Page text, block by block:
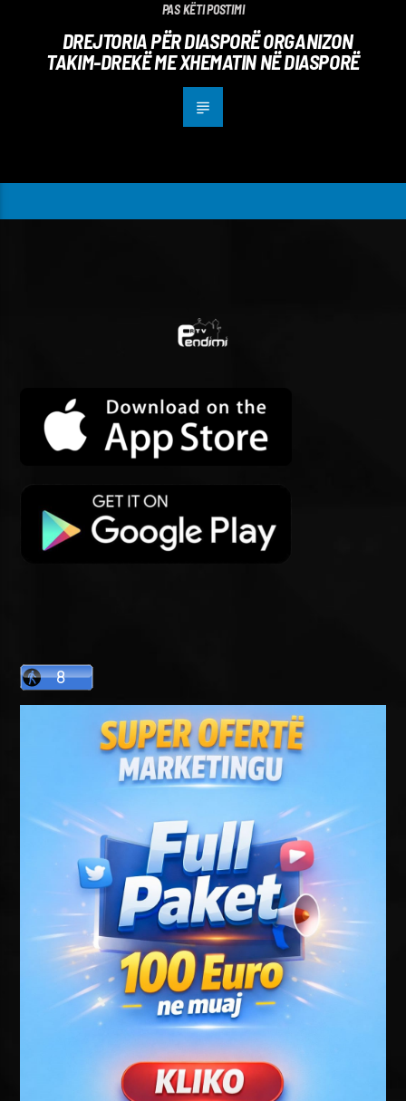
PAS KËTI POSTIMI
DREJTORIA PËR DIASPORË ORGANIZON
TAKIM-DREKË ME XHEMATIN NË DIASPORË